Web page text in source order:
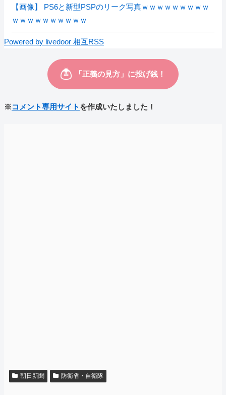
【画像】 PS6と新型PSPのリーク写真ｗｗｗｗｗｗｗｗｗ
ｗｗｗｗｗｗｗｗｗｗ
Powered by livedoor 相互RSS
※コメント専用サイト を作成いたしました！
朝日新聞 防衛省・自衛隊